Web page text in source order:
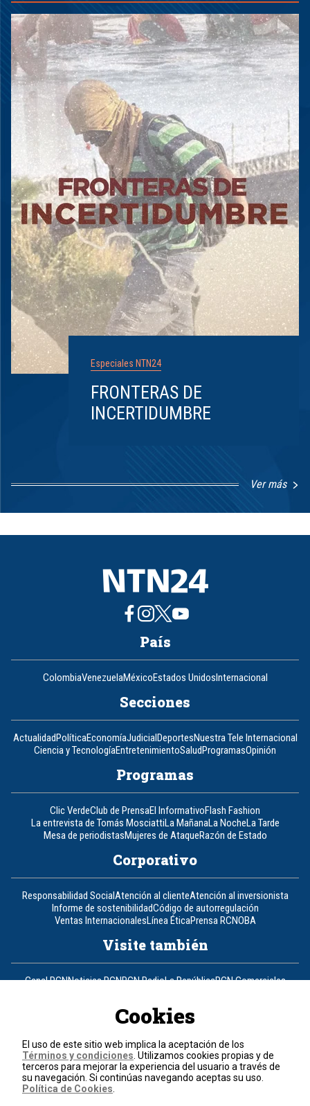
Especiales NTN24
FRONTERAS DE
INCERTIDUMBRE
Ver más
1
8
País
ColombiaVenezuelaMéxicoEstados UnidosInternacional
Secciones
ActualidadPolíticaEconomíaJudicialDeportesNuestra Tele Internacional
Ciencia y TecnologíaEntretenimientoSaludProgramasOpinión
Programas
Clic VerdeClub de PrensaEl InformativoFlash Fashion
La entrevista de Tomás MosciattiLa MañanaLa NocheLa Tarde
Mesa de periodistasMujeres de AtaqueRazón de Estado
Corporativo
Responsabilidad SocialAtención al clienteAtención al inversionista
Informe de sostenibilidadCódigo de autorregulación
Ventas InternacionalesLínea ÉticaPrensa RCNOBA
Visite también
Canal RCNNoticias RCNRCN RadioLa RepúblicaRCN Comerciales
Un producto de RCN Televisión
Contáctenos
Teléfono+57 (601) 426 92 92
Cookies
El uso de este sitio web implica la aceptación de los
Términos y condiciones . Utilizamos cookies propias y de
terceros para mejorar la experiencia del usuario a través de
su navegación. Si continúas navegando aceptas su uso.
Política de Cookies